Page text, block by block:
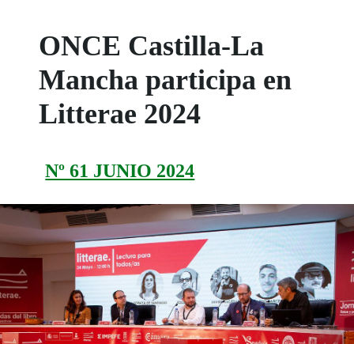
ONCE Castilla-La
Mancha participa en
Litterae 2024
Nº 61 JUNIO 2024